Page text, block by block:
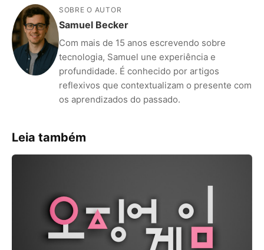
SOBRE O AUTOR
Samuel Becker
Com mais de 15 anos escrevendo sobre
tecnologia, Samuel une experiência e
profundidade. É conhecido por artigos
reflexivos que contextualizam o presente com
os aprendizados do passado.
Leia também